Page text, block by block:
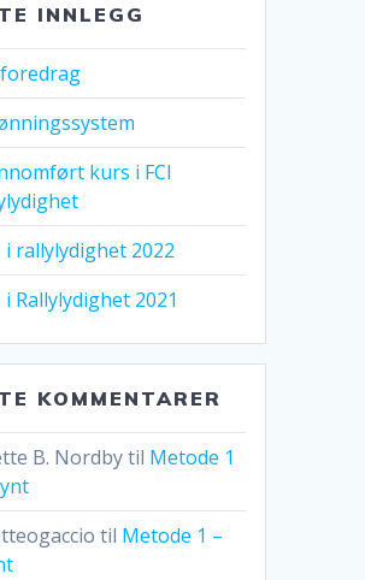
INNLEGG
foredrag
kurs i FCI
i rallylydighet 2022
Rallylydighet 2021
KOMMENTARER
B. Nordbytil Metode 1
til Metode 1 –